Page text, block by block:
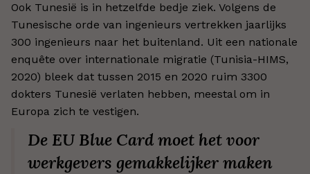
Ook Tunesië is in hetzelfde bedje ziek. Volgens de
Tunesische orde van ingenieurs vertrekken jaarlijks
300 ingenieurs naar het buitenland. Uit een nationale
enquête over internationale migratie (Tunisia-HIMS,
2020) bleek dat tussen 2015 en 2020 ruim 3300
dokters Tunesië verlaten hebben, meestal om in
Europa zich te vestigen.
De EU Blue Card moet het voor
werkgevers gemakkelijker maken